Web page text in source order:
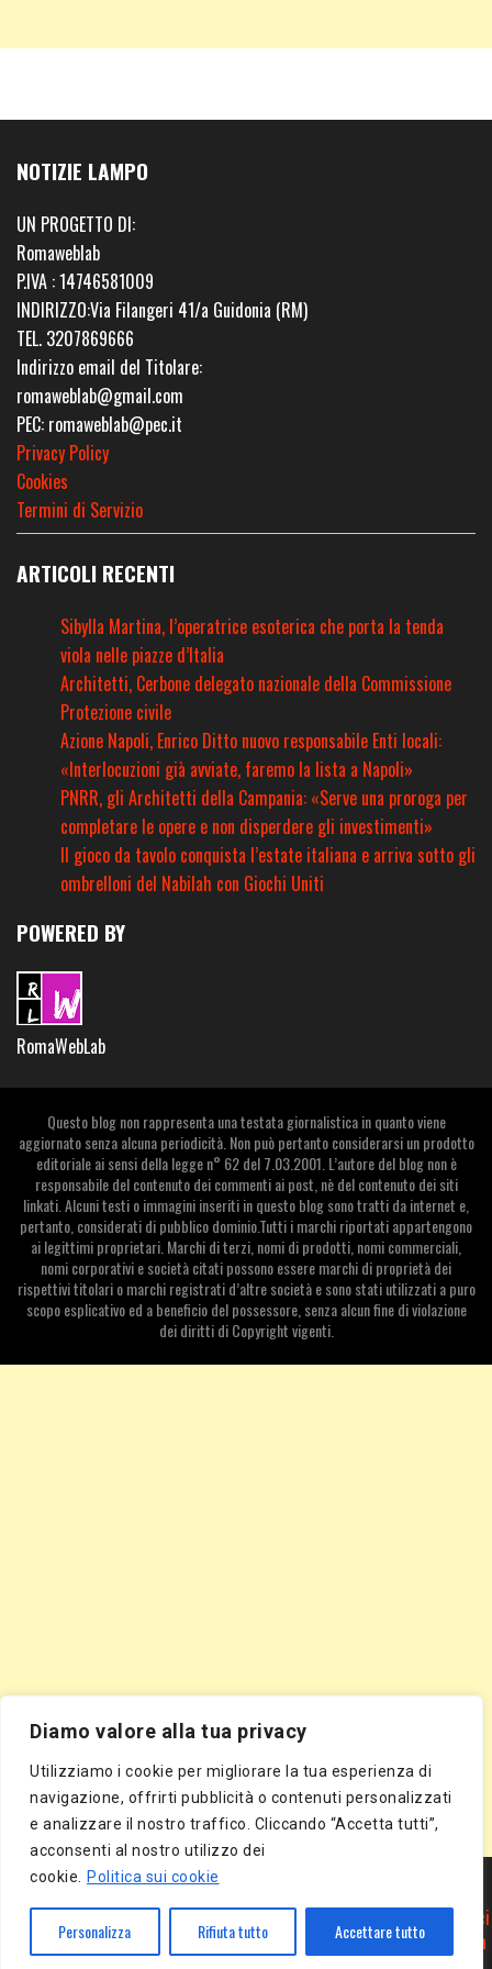
Diamo valore alla tua privacy
Utilizziamo i cookie per migliorare la tua esperienza di
navigazione, offrirti pubblicità o contenuti personalizzati
e analizzare il nostro traffico. Cliccando “Accetta tutti”,
acconsenti al nostro utilizzo dei
cookie.
Politica sui cookie
Personalizza Rifiuta tutto Accettare tutto
NOTIZIE LAMPO
UN PROGETTO DI:
Romaweblab
P.IVA : 14746581009
INDIRIZZO:Via Filangeri 41/a Guidonia (RM)
TEL. 3207869666
Indirizzo email del Titolare:
romaweblab@gmail.com
PEC: romaweblab@pec.it
Privacy Policy
Cookies
Termini di Servizio
ARTICOLI RECENTI
Sibylla Martina, l’operatrice esoterica che porta la tenda
viola nelle piazze d’Italia
Architetti, Cerbone delegato nazionale della Commissione
Protezione civile
Azione Napoli, Enrico Ditto nuovo responsabile Enti locali:
«Interlocuzioni già avviate, faremo la lista a Napoli»
PNRR, gli Architetti della Campania: «Serve una proroga per
completare le opere e non disperdere gli investimenti»
Il gioco da tavolo conquista l’estate italiana e arriva sotto gli
ombrelloni del Nabilah con Giochi Uniti
POWERED BY
RomaWebLab
Questo blog non rappresenta una testata giornalistica in quanto viene
aggiornato senza alcuna periodicità. Non può pertanto considerarsi un prodotto
editoriale ai sensi della legge n° 62 del 7.03.2001. L’autore del blog non è
responsabile del contenuto dei commenti ai post, nè del contenuto dei siti
linkati. Alcuni testi o immagini inseriti in questo blog sono tratti da internet e,
pertanto, considerati di pubblico dominio.Tutti i marchi riportati appartengono
ai legittimi proprietari. Marchi di terzi, nomi di prodotti, nomi commerciali,
nomi corporativi e società citati possono essere marchi di proprietà dei
rispettivi titolari o marchi registrati d’altre società e sono stati utilizzati a puro
scopo esplicativo ed a beneficio del possessore, senza alcun fine di violazione
dei diritti di Copyright vigenti.
Segnala Sito Gratis| Segnala Azienda Gratis
Directory Gratis|Segnala Sito Gratis
Inserisci Azienda Gratis |Directory Gratis| Article Marketing
Inserisci
Articolo Gratis|Pubblica Articolo Gratis
Inserisci Comunicato Stampa